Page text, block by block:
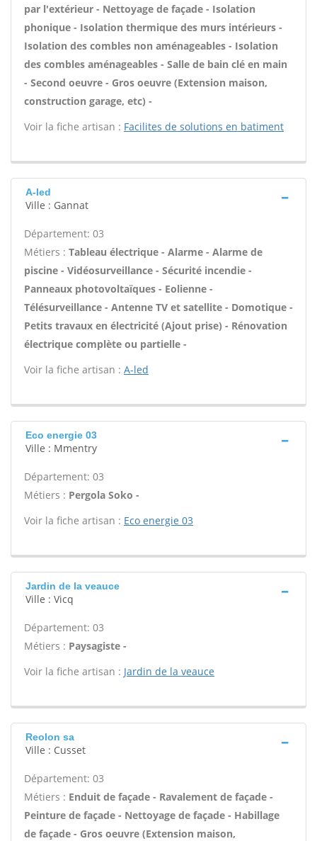
par l'extérieur - Nettoyage de façade - Isolation
phonique - Isolation thermique des murs intérieurs -
Isolation des combles non aménageables - Isolation
des combles aménageables - Salle de bain clé en main
- Second oeuvre - Gros oeuvre (Extension maison,
construction garage, etc) -
Voir la fiche artisan : Facilites de solutions en batiment
A-led
Ville : Gannat
Département: 03
Métiers : Tableau électrique - Alarme - Alarme de
piscine - Vidéosurveillance - Sécurité incendie -
Panneaux photovoltaïques - Eolienne -
Télésurveillance - Antenne TV et satellite - Domotique -
Petits travaux en électricité (Ajout prise) - Rénovation
électrique complète ou partielle -
Voir la fiche artisan : A-led
Eco energie 03
Ville : Mmentry
Département: 03
Métiers : Pergola Soko -
Voir la fiche artisan : Eco energie 03
Jardin de la veauce
Ville : Vicq
Département: 03
Métiers : Paysagiste -
Voir la fiche artisan : Jardin de la veauce
Reolon sa
Ville : Cusset
Département: 03
Métiers : Enduit de façade - Ravalement de façade -
Peinture de façade - Nettoyage de façade - Habillage
de façade - Gros oeuvre (Extension maison,